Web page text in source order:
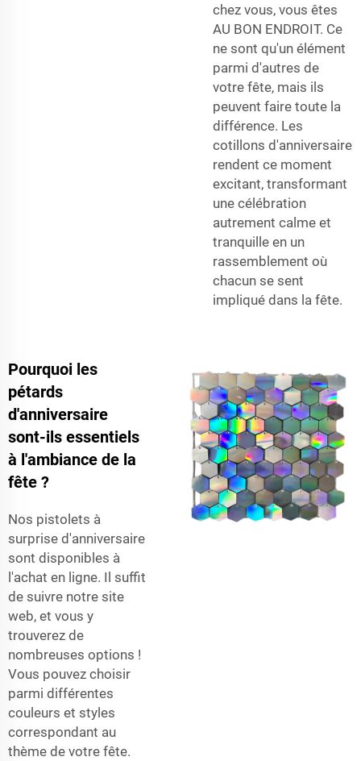
chez vous, vous êtes
AU BON ENDROIT. Ce
ne sont qu'un élément
parmi d'autres de
votre fête, mais ils
peuvent faire toute la
différence. Les
cotillons d'anniversaire
rendent ce moment
excitant, transformant
une célébration
autrement calme et
tranquille en un
rassemblement où
chacun se sent
impliqué dans la fête.
Pourquoi les
pétards
d'anniversaire
sont-ils essentiels
à l'ambiance de la
fête ?
Nos pistolets à
surprise d'anniversaire
sont disponibles à
l'achat en ligne. Il suffit
de suivre notre site
web, et vous y
trouverez de
nombreuses options !
Vous pouvez choisir
parmi différentes
couleurs et styles
correspondant au
thème de votre fête.